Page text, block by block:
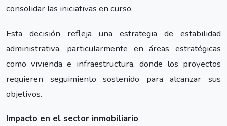
consolidar las iniciativas en curso.
Esta decisión refleja una estrategia de estabilidad
administrativa, particularmente en áreas estratégicas
como vivienda e infraestructura, donde los proyectos
requieren seguimiento sostenido para alcanzar sus
objetivos.
Impacto en el sector inmobiliario